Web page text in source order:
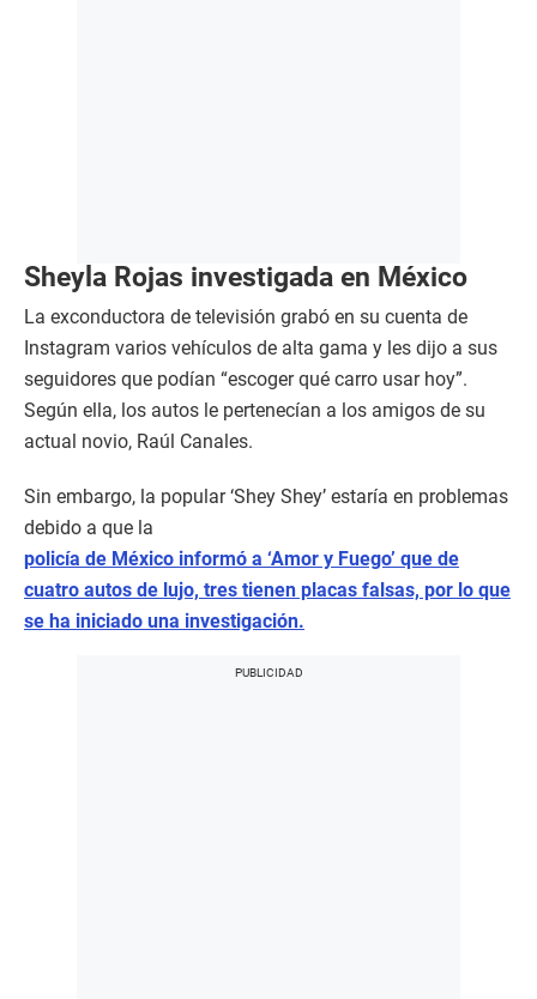
Sheyla Rojas investigada en México
La exconductora de televisión grabó en su cuenta de
Instagram varios vehículos de alta gama y les dijo a sus
seguidores que podían “escoger qué carro usar hoy”.
Según ella, los autos le pertenecían a los amigos de su
actual novio, Raúl Canales.
Sin embargo, la popular ‘Shey Shey’ estaría en problemas
debido a que la
policía de México informó a ‘Amor y Fuego’ que de
cuatro autos de lujo, tres tienen placas falsas, por lo que
se ha iniciado una investigación.